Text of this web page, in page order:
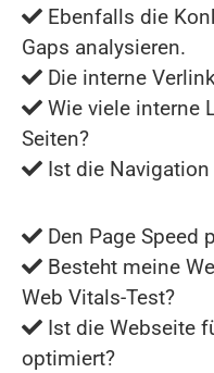
Ebenfalls die
Gaps analysieren.
Die interne
Wie viele interne
Seiten?
Ist die
Den Page Speed
Besteht meine
Web Vitals-Test?
Ist die Webseite
optimiert?